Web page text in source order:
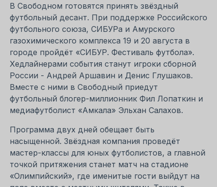
В Свободном готовятся принять звёздный
футбольный десант. При поддержке Российского
футбольного союза, СИБУРа и Амурского
газохимического комплекса 19 и 20 августа в
городе пройдёт «СИБУР. Фестиваль футбола».
Хедлайнерами события станут игроки сборной
России - Андрей Аршавин и Денис Глушаков.
Вместе с ними в Свободный приедут
футбольный блогер-миллионник Фил Лопаткин и
медиафутболист «Амкала» Эльхан Салахов.
Программа двух дней обещает быть
насыщенной. Звёздная компания проведёт
мастер-классы для юных футболистов, а главной
точкой притяжения станет матч на стадионе
«Олимпийский», где именитые гости выйдут на